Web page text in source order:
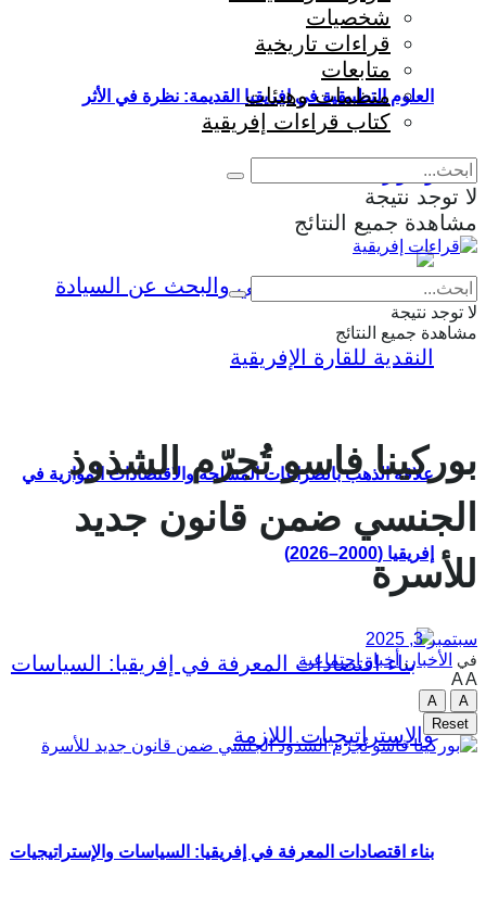
العلوم التطبيقية في إفريقيا القديمة: نظرة في الأثر
والمؤثرات
علاقة الذهب بالصراعات المسلحة والاقتصادات الموازية في
إفريقيا (2000–2026)
بناء اقتصادات المعرفة في إفريقيا: السياسات والإستراتيجيات
شخصيات
قراءات تاريخية
متابعات
منظمات وهيئات
كتاب قراءات إفريقية
لا توجد نتيجة
مشاهدة جميع النتائج
لا توجد نتيجة
مشاهدة جميع النتائج
بوركينا فاسو تُجرّم الشذوذ
الجنسي ضمن قانون جديد
للأسرة
سبتمبر 3, 2025
في الأخبار ,أخبار اجتماعية
AA
A
A
Reset